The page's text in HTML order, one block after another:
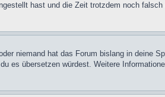
hast und die Zeit trotzdem noch
niemand hat das Forum bislang in deine
es übersetzen würdest. Weitere